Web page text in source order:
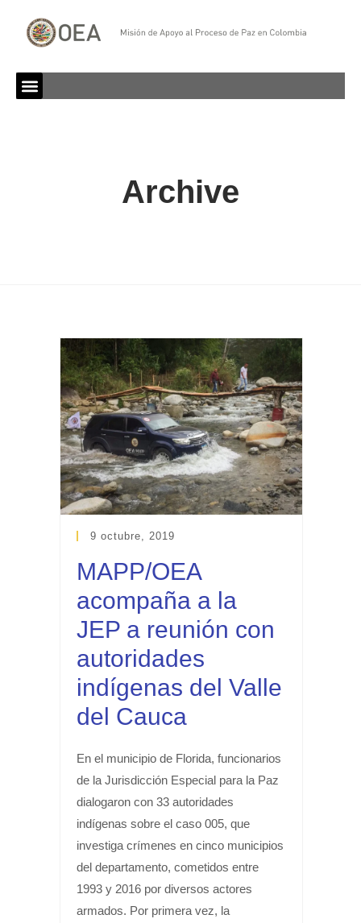
Archive
9 octubre, 2019
MAPP/OEA
acompaña a la
JEP a reunión con
autoridades
indígenas del Valle
del Cauca
En el municipio de Florida, funcionarios
de la Jurisdicción Especial para la Paz
dialogaron con 33 autoridades
indígenas sobre el caso 005, que
investiga crímenes en cinco municipios
del departamento, cometidos entre
1993 y 2016 por diversos actores
armados. Por primera vez, la